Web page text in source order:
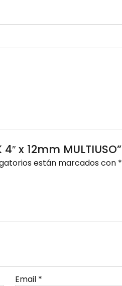
x 12mm MULTIUSO”
están marcados con *
Email *